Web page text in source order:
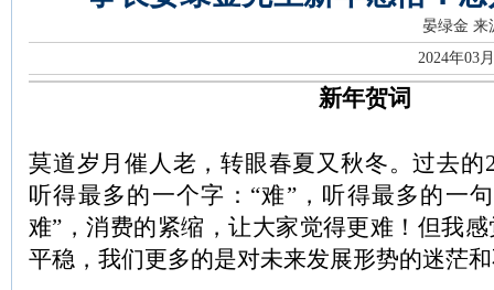
晏绿金 来
2024年03
新年贺词
莫道岁月催人老，转眼春夏又秋冬。过去的
听得最多的一个字：“难”，听得最多的一
难”，消费的紧缩，让大家觉得更难！但我
平稳，我们更多的是对未来发展形势的迷茫